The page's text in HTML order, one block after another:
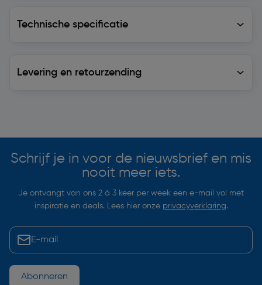
Technische specificatie
Levering en retourzending
Schrijf je in voor de nieuwsbrief en mis
nooit meer iets.
Je ontvangt van ons 2 à 3 keer per week een e-mail vol met
inspiratie en deals. Lees hier onze privacyverklaring.
Abonneren